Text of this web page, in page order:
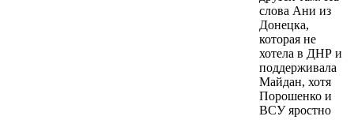
слова Ани из
Донецка,
которая не
хотела в ДНР и
поддерживала
Майдан, хотя
Порошенко и
ВСУ яростно